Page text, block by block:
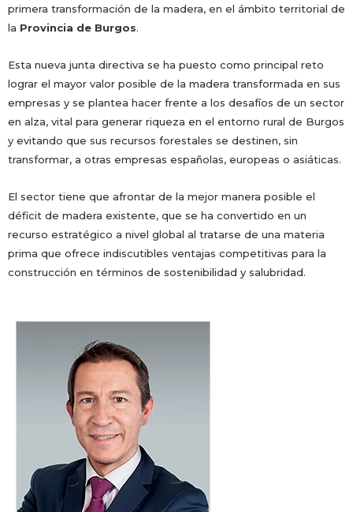
primera transformación de la madera, en el ámbito territorial de
la Provincia de Burgos.
Esta nueva junta directiva se ha puesto como principal reto
lograr el mayor valor posible de la madera transformada en sus
empresas y se plantea hacer frente a los desafíos de un sector
en alza, vital para generar riqueza en el entorno rural de Burgos
y evitando que sus recursos forestales se destinen, sin
transformar, a otras empresas españolas, europeas o asiáticas.
El sector tiene que afrontar de la mejor manera posible el
déficit de madera existente, que se ha convertido en un
recurso estratégico a nivel global al tratarse de una materia
prima que ofrece indiscutibles ventajas competitivas para la
construcción en términos de sostenibilidad y salubridad.